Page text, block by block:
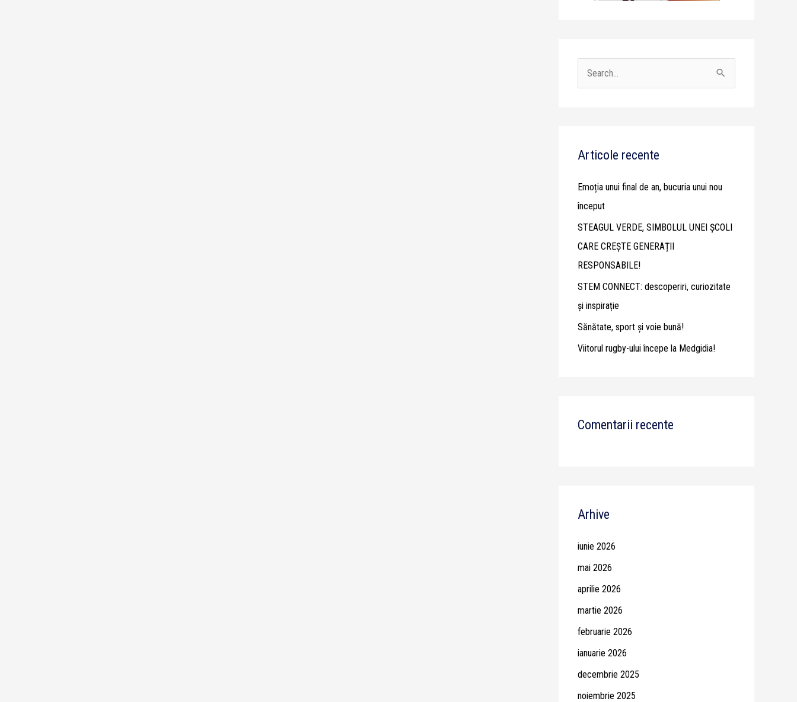
c
f
o
r
:
Articole recente
Emoția unui final de an, bucuria unui nou
început
STEAGUL VERDE, SIMBOLUL UNEI ȘCOLI
CARE CREȘTE GENERAȚII
RESPONSABILE!
STEM CONNECT: descoperiri, curiozitate
și inspirație
Sănătate, sport și voie bună!
Viitorul rugby-ului începe la Medgidia!
Comentarii recente
Arhive
iunie 2026
mai 2026
aprilie 2026
martie 2026
februarie 2026
ianuarie 2026
decembrie 2025
noiembrie 2025